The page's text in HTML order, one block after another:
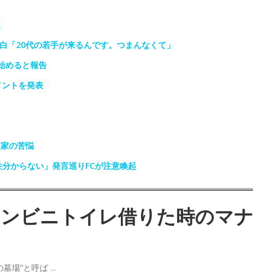
20代の若手が来るんです。つまんなくて」
めると報告
トを発表
の苦悩
からない」発言巡りFCが注意喚起
ビニトイレ借りた時のマナ